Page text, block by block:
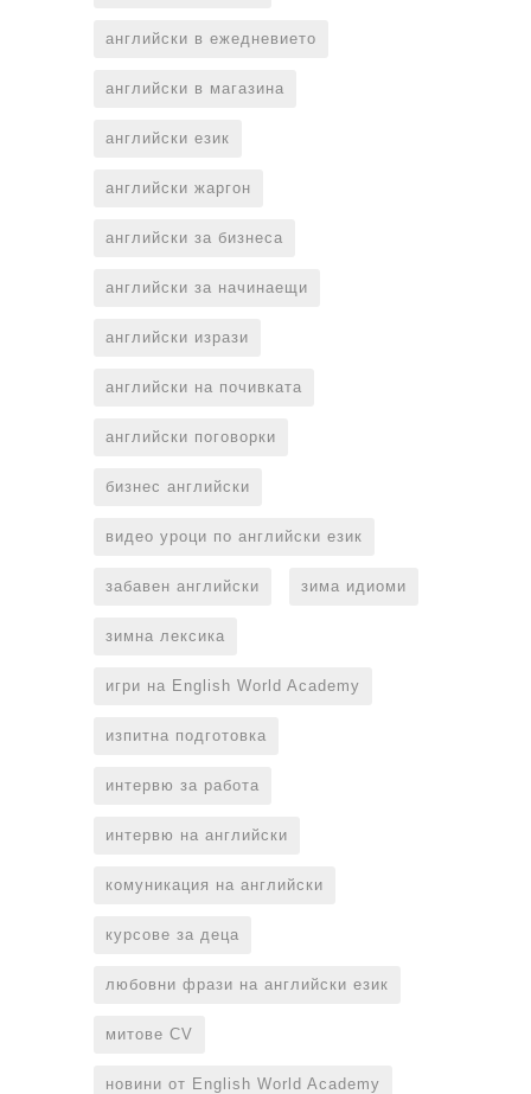
английски в ежедневието
английски в магазина
английски език
английски жаргон
английски за бизнеса
английски за начинаещи
английски изрази
английски на почивката
английски поговорки
бизнес английски
видео уроци по английски език
забавен английски зима идиоми
зимна лексика
игри на English World Academy
изпитна подготовка
интервю за работа
интервю на английски
комуникация на английски
курсове за деца
любовни фрази на английски език
митове CV
новини от English World Academy